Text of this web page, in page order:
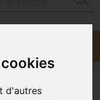
d'autres